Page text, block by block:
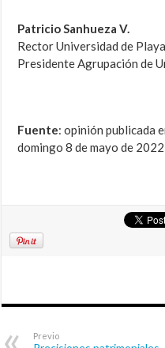
Patricio Sanhueza V.
Rector Universidad de
Presidente Agrupación de
Fuente: opinión publicada
domingo 8 de mayo de
Previo